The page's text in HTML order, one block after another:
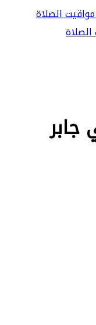
مواقيت الصلاة